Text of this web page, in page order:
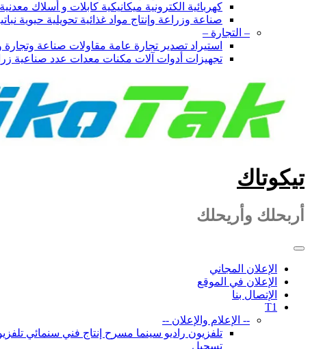
كهربائية الكترونية ميكانيكية كابلات و أسلاك
صناعة وزراعة وإنتاج مواد غذائية تحويلية حيوية
– التجارة –
استيراد تصدير تجارة عامة مقاولات صناعة
تجهيزات أدوات آلات مكنات معدات عدد صناعية
تيكوتاك
أربحلك وأريحلك
الإعلان المجاني
الإعلان في الموقع
الإتصال بنا
T1
-- الإعلام والإعلان --
تلفزيون راديو سينما مسرح إنتاج فني سنمائي
تسجيل